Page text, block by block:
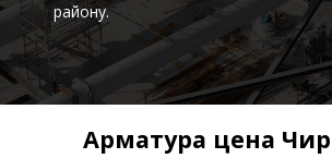
району.
Арматура цена